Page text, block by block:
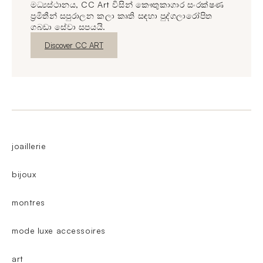
මධ්‍යස්ථානය, CC Art විසින් කෞතුකාගාර සංරක්ෂණ
ප්‍රමිතීන් සපුරාලන කලා කෘති සඳහා පුද්ගලාරෝපිත
ගබඩා සේවා සපයයි.
නව කවුළුව
Discover CC ART
joaillerie
bijoux
montres
mode luxe accessoires
art